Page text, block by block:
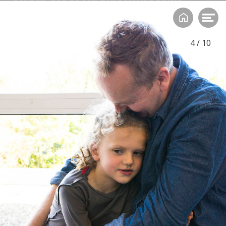
kunnen blijven wonen?
Auteur: Annemarie van Dijk
 Lees verder
Eind augustus
Een jongen uit haar klas is heel verdrietig, zegt
een leerkracht van een basisschool tegen intern
begeleider Henriëtte van Leeuwen. Als Van
Leeuwen met de jongen (10) gaat praten, blijkt
deze bang te zijn voor zijn moeder. Hij zegt dat
4/ 10